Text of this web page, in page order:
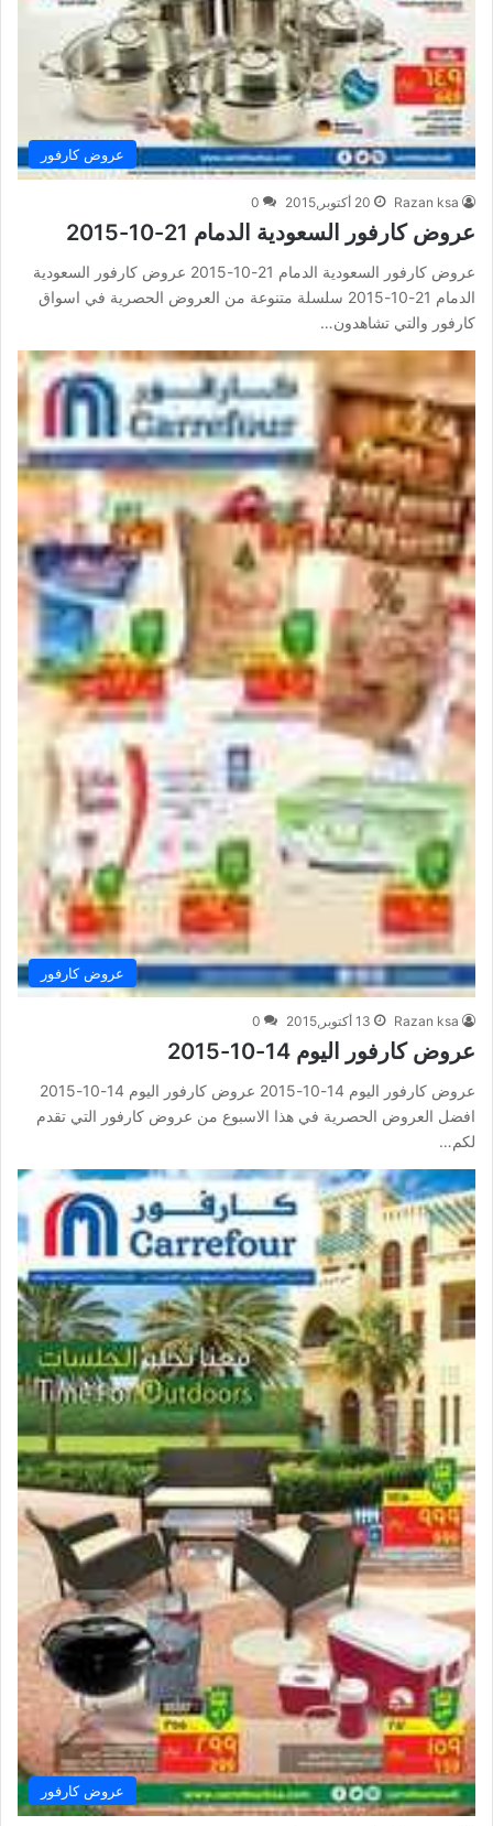
عروض كارفور
Razan ksa 20 أكتوبر,2015 0
عروض كارفور السعودية الدمام 21-10-2015
عروض كارفور السعودية الدمام 21-10-2015 عروض كارفور السعودية
الدمام 21-10-2015 سلسلة متنوعة من العروض الحصرية في اسواق
كارفور والتي تشاهدون…
عروض كارفور
Razan ksa 13 أكتوبر,2015 0
عروض كارفور اليوم 14-10-2015
عروض كارفور اليوم 14-10-2015 عروض كارفور اليوم 14-10-2015
افضل العروض الحصرية في هذا الاسبوع من عروض كارفور التي تقدم
لكم…
عروض كارفور